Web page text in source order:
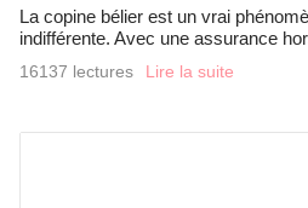
La copine bélier est un vrai
indifférente. Avec une assurance
16137 lectures Lire la suite